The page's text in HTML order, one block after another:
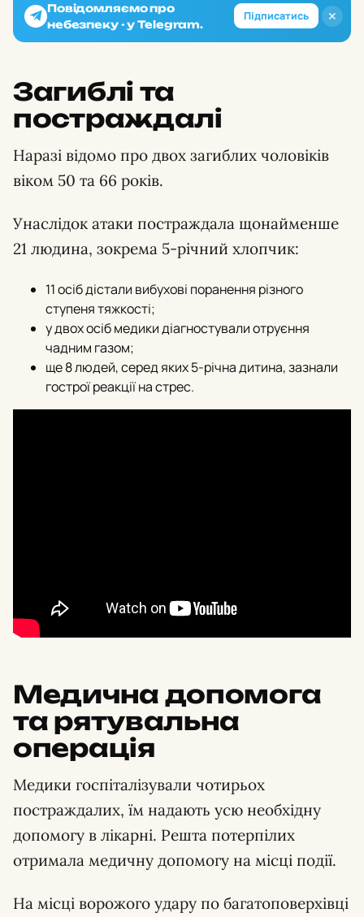
✕
Повідомляємо про
небезпеку - у Telegram.
Підписатись
Загиблі та
постраждалі
Наразі відомо про двох загиблих чоловіків
віком 50 та 66 років.
Унаслідок атаки постраждала щонайменше
21 людина, зокрема 5-річний хлопчик:
11 осіб дістали вибухові поранення різного
ступеня тяжкості;
у двох осіб медики діагностували отруєння
чадним газом;
ще 8 людей, серед яких 5-річна дитина, зазнали
гострої реакції на стрес.
Медична допомога
та рятувальна
операція
Медики госпіталізували чотирьох
постраждалих, їм надають усю необхідну
допомогу в лікарні. Решта потерпілих
отримала медичну допомогу на місці події.
На місці ворожого удару по багатоповерхівці